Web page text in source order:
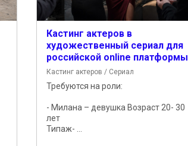
Кастинг актеров в
художественный сериал для
российской online платформы
Кастинг актеров / Сериал
Требуются на роли:
- Милана – девушка Возраст 20- 30
лет
Типаж- ...